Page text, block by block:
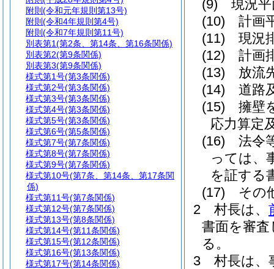
(9)
現況
(10)
計画
(11)
現況
(12)
計画
(13)
放流
(14)
道路
(15)
擁壁
応力算定
(16)
法令
っては、
を証する
(17)
その
2
村長は、
書面を審
る。
3
村長は、
附則 (令和元年規則第13号)
附則 (令和4年規則第4号)
附則 (令和7年規則第11号)
別表第1(第2条、第14条、第16条関係)
別表第2(第9条関係)
別表第3(第9条関係)
様式第1号(第3条関係)
様式第2号(第3条関係)
様式第3号(第3条関係)
様式第4号(第3条関係)
様式第5号(第3条関係)
様式第6号(第5条関係)
様式第7号(第7条関係)
様式第8号(第7条関係)
様式第9号(第7条関係)
様式第10号(第7条、第14条、第17条関
係)
様式第11号(第7条関係)
様式第12号(第7条関係)
様式第13号(第8条関係)
様式第14号(第11条関係)
様式第15号(第12条関係)
様式第16号(第13条関係)
様式第17号(第14条関係)